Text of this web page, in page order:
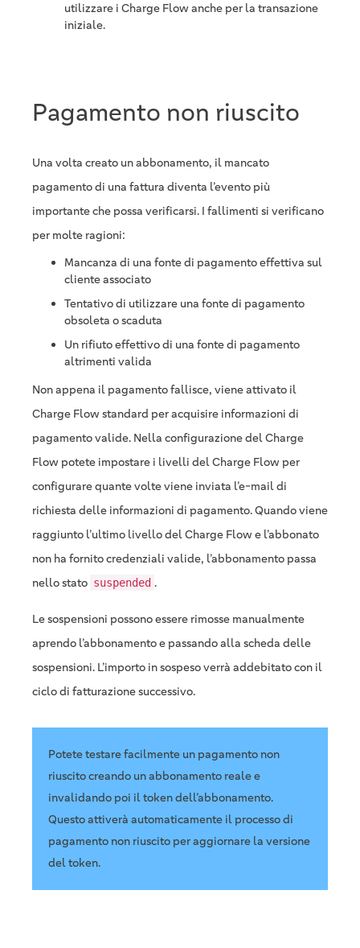
utilizzare i Charge Flow anche per la transazione
iniziale.
Pagamento non riuscito
Una volta creato un abbonamento, il mancato
pagamento di una fattura diventa l’evento più
importante che possa verificarsi. I fallimenti si verificano
per molte ragioni:
Mancanza di una fonte di pagamento effettiva sul
cliente associato
Tentativo di utilizzare una fonte di pagamento
obsoleta o scaduta
Un rifiuto effettivo di una fonte di pagamento
altrimenti valida
Non appena il pagamento fallisce, viene attivato il
Charge Flow standard per acquisire informazioni di
pagamento valide. Nella configurazione del Charge
Flow potete impostare i livelli del Charge Flow per
configurare quante volte viene inviata l’e-mail di
richiesta delle informazioni di pagamento. Quando viene
raggiunto l’ultimo livello del Charge Flow e l’abbonato
non ha fornito credenziali valide, l’abbonamento passa
nello stato suspended .
Le sospensioni possono essere rimosse manualmente
aprendo l’abbonamento e passando alla scheda delle
sospensioni. L’importo in sospeso verrà addebitato con il
ciclo di fatturazione successivo.
Potete testare facilmente un pagamento non
riuscito creando un abbonamento reale e
invalidando poi il token dell’abbonamento.
Questo attiverà automaticamente il processo di
pagamento non riuscito per aggiornare la versione
del token.